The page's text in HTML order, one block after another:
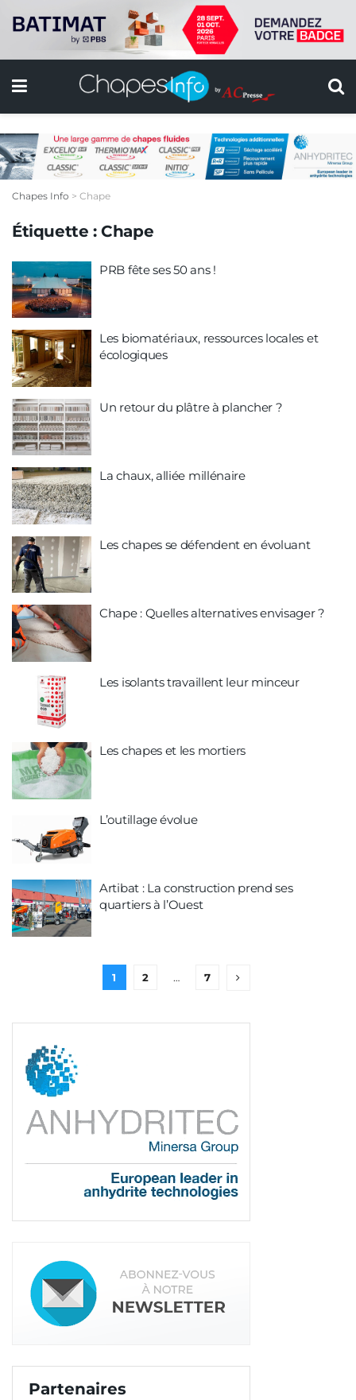
Chapes Info > Chape
Étiquette :Chape
PRB fête ses 50 ans !
Les biomatériaux, ressources locales et
écologiques
Un retour du plâtre à plancher ?
La chaux, alliée millénaire
Les chapes se défendent en évoluant
Chape : Quelles alternatives envisager ?
Les isolants travaillent leur minceur
Les chapes et les mortiers
L’outillage évolue
Artibat : La construction prend ses
quartiers à l’Ouest
1 2 … 7
Partenaires